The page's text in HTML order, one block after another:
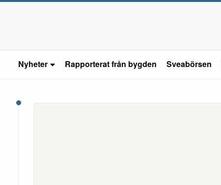
Nyheter Rapporterat från bygden Sveabörsen